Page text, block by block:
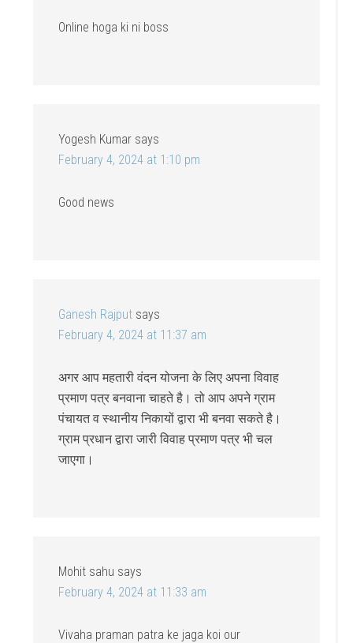
Online hoga ki ni boss
Yogesh Kumar says
February 4, 2024 at 1:10 pm
Good news
Ganesh Rajput says
February 4, 2024 at 11:37 am
अगर आप महतारी वंदन योजना के लिए अपना विवाह
प्रमाण पत्र बनवाना चाहते है। तो आप अपने ग्राम
पंचायत व स्थानीय निकायों द्वारा भी बनवा सकते है।
ग्राम प्रधान द्वारा जारी विवाह प्रमाण पत्र भी चल
जाएगा।
Mohit sahu says
February 4, 2024 at 11:33 am
Vivaha praman patra ke jaga koi our